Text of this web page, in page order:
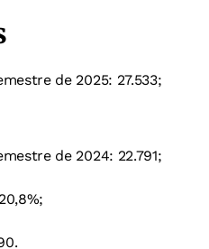
de 2025: 27.533;
de 2024: 22.791;